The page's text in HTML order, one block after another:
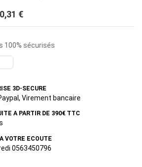
0,31 €
100% sécurisés
3D-SECURE
Virement bancaire
A PARTIR DE 390€ TTC
VOTRE ECOUTE
0563450796